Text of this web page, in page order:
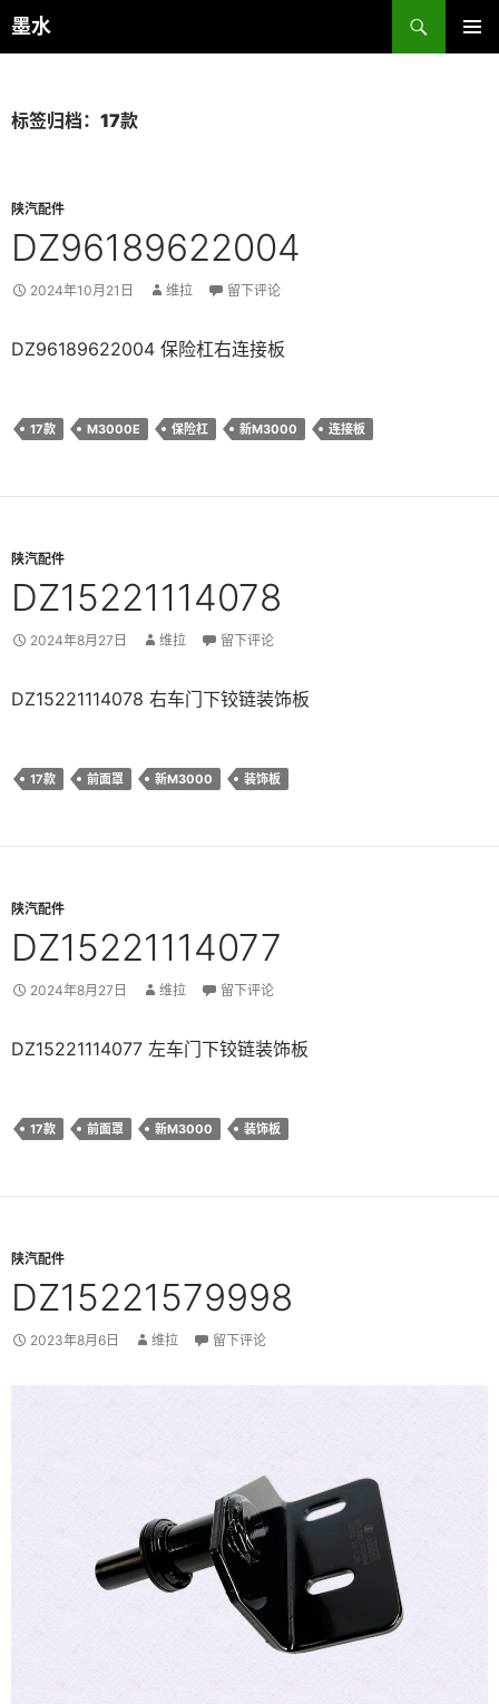
跳
至
墨水
搜
索
标签归档：17款
陕汽配件
DZ96189622004
2024年10月21日 维拉 留下评论
DZ96189622004 保险杠右连接板
17款 M3000E 保险杠 新M3000 连接板
陕汽配件
DZ15221114078
2024年8月27日 维拉 留下评论
DZ15221114078 右车门下铰链装饰板
17款 前面罩 新M3000 装饰板
陕汽配件
DZ15221114077
2024年8月27日 维拉 留下评论
DZ15221114077 左车门下铰链装饰板
17款 前面罩 新M3000 装饰板
陕汽配件
DZ15221579998
2023年8月6日 维拉 留下评论